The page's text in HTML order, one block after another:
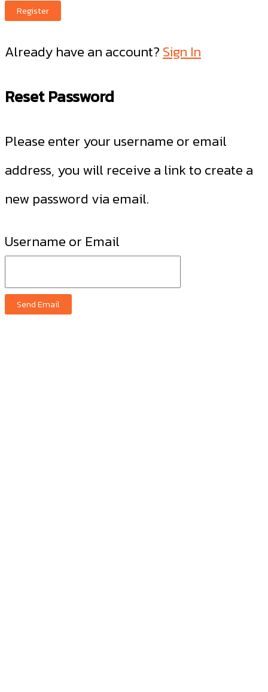
Register
Already have an account? Sign In
Reset Password
Please enter your username or email
address, you will receive a link to create a
new password via email.
Username or Email
Send Email